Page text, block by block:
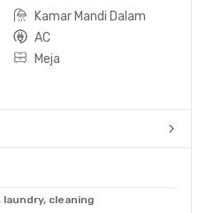
Kamar Mandi Dalam
AC
Meja
cleaning